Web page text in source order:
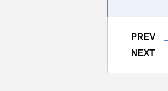
PREV
NEXT